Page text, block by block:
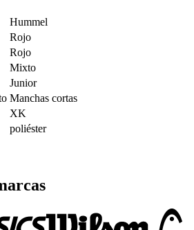
Hummel
Rojo
Rojo
Mixto
Junior
Manchas cortas
XK
poliéster